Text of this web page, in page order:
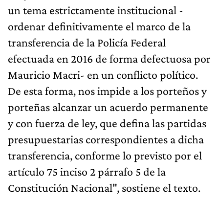
un tema estrictamente institucional -
ordenar definitivamente el marco de la
transferencia de la Policía Federal
efectuada en 2016 de forma defectuosa por
Mauricio Macri- en un conflicto político.
De esta forma, nos impide a los porteños y
porteñas alcanzar un acuerdo permanente
y con fuerza de ley, que defina las partidas
presupuestarias correspondientes a dicha
transferencia, conforme lo previsto por el
artículo 75 inciso 2 párrafo 5 de la
Constitución Nacional", sostiene el texto.